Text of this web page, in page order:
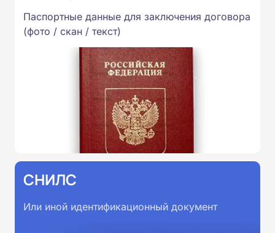
Паспортные данные для заключения договора
(фото / скан / текст)
СНИЛС
Или иной идентификационный документ